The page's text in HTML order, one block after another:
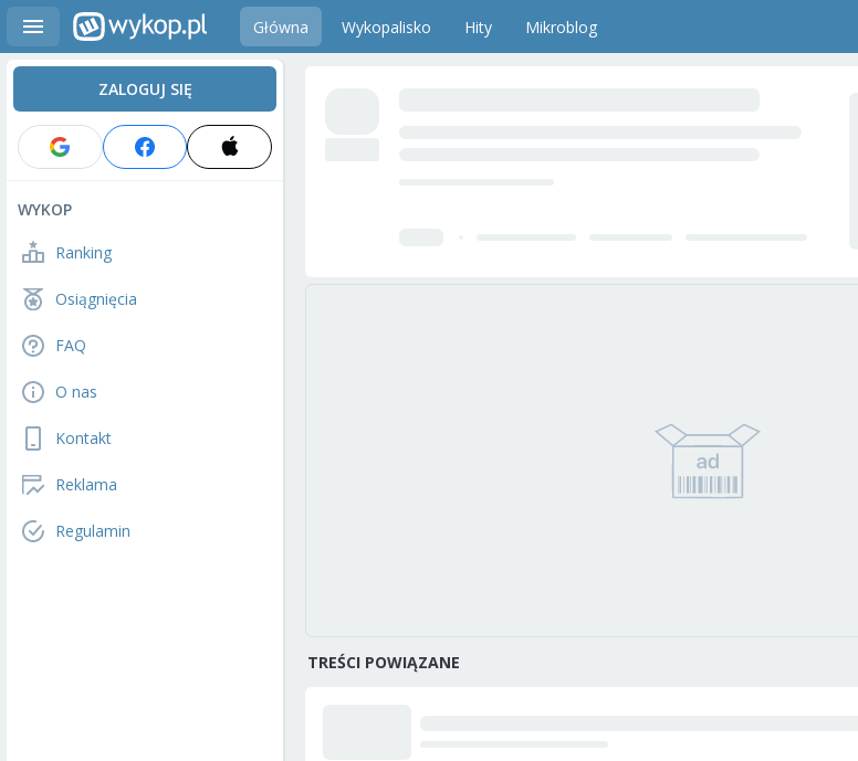
Główna Wykopalisko Hity Mikroblog
ZALOGUJ SIĘ
WYKOP
Ranking
Osiągnięcia
FAQ
O nas
Kontakt
Reklama
Regulamin
TREŚCI POWIĄZANE